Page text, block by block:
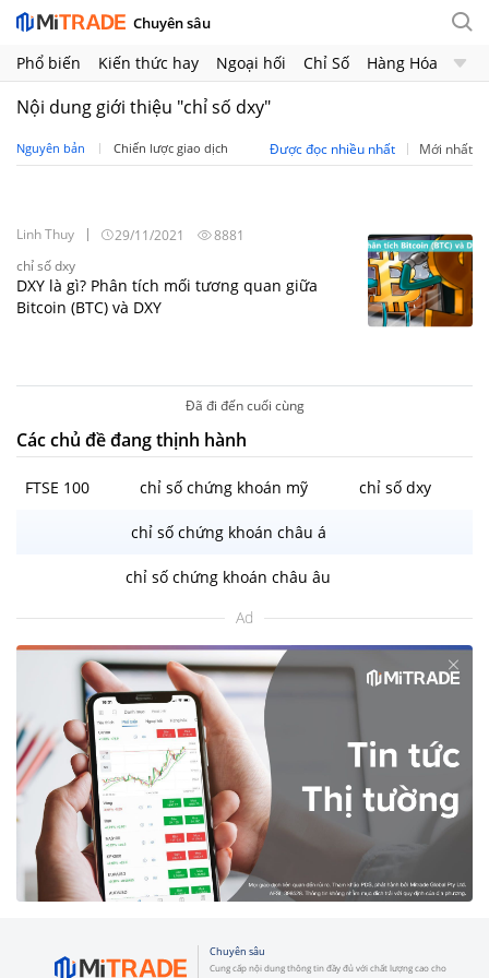
Chuyên sâu
Phổ biến Kiến thức hay Ngoại hối Chỉ Số
Hàng Hóa
Chứng Khoán
Crypto
Các chủ đề đang thịnh hành
FTSE 100 chỉ số chứng khoán mỹ chỉ số dxy
chỉ số chứng khoán châu á
chỉ số chứng khoán châu âu
Ad
Nội dung giới thiệu "chỉ số dxy"
Nguyên bản Chiến lược giao dịch Được đọc nhiều nhất Mới nhất
DXY là gì? Phân tích mối tương quan giữa
Bitcoin (BTC) và DXY
Linh Thuy 29/11/2021
8881
chỉ số dxy
Đã đi đến cuối cùng
Chuyên sâu
Cung cấp nội dung thông tin đầy đủ với chất lượng cao cho